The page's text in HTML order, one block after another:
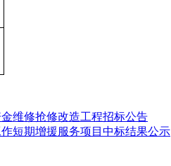
维修抢修改造工程招标公告
短期增援服务项目中标结果公示